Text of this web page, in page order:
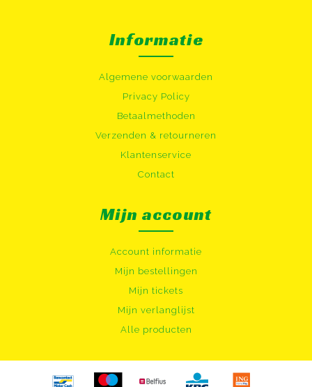
Informatie
Algemene voorwaarden
Privacy Policy
Betaalmethoden
Verzenden & retourneren
Klantenservice
Contact
Mijn account
Account informatie
Mijn bestellingen
Mijn tickets
Mijn verlanglijst
Alle producten